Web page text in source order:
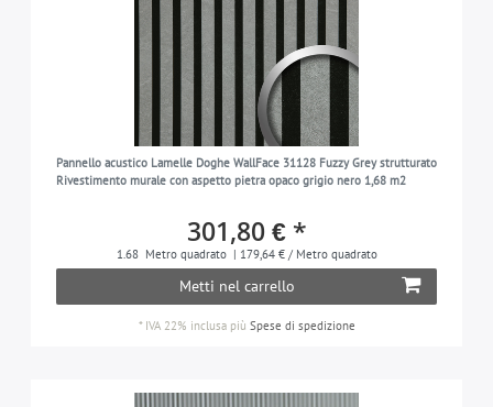
Pannello acustico Lamelle Doghe WallFace 31128 Fuzzy Grey strutturato
Rivestimento murale con aspetto pietra opaco grigio nero 1,68 m2
301,80 € *
1.68 Metro quadrato | 179,64 € / Metro quadrato
Metti nel carrello
* IVA 22% inclusapiù Spese di spedizione